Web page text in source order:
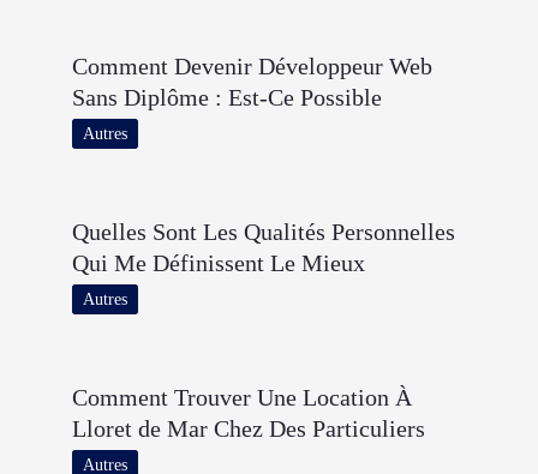
Comment Devenir Développeur Web
Sans Diplôme : Est-Ce Possible
Autres
Quelles Sont Les Qualités Personnelles
Qui Me Définissent Le Mieux
Autres
Comment Trouver Une Location À
Lloret de Mar Chez Des Particuliers
Autres